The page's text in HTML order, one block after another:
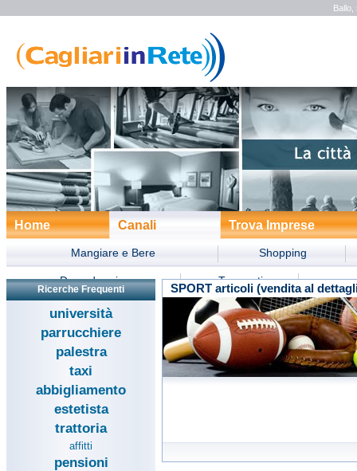
Ballo,
Home Canali Trova Imprese
Mangiare e Bere Shopping
Dove dormire Trasporti
Divertimento Turismo
Ricerche Frequenti
università
parrucchiere
palestra
taxi
abbigliamento
estetista
trattoria
affitti
pensioni
SPORT articoli (vendita al